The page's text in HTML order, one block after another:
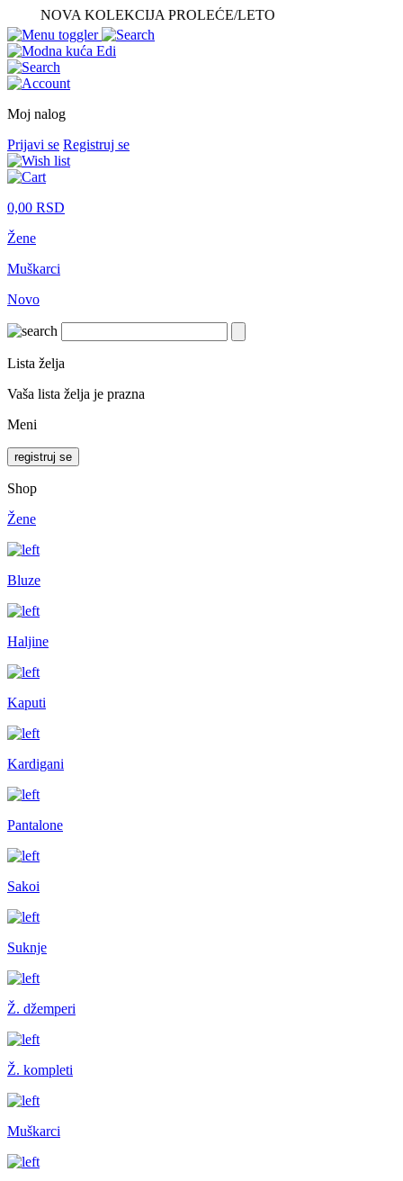
NOVA KOLEKCIJA PROLEĆE/LETO
Moj nalog
Prijavi se Registruj se
0,00 RSD
Žene
Muškarci
Novo
Lista želja
Vaša lista želja je prazna
Meni
registruj se
Shop
Žene
Bluze
Haljine
Kaputi
Kardigani
Pantalone
Sakoi
Suknje
Ž. džemperi
Ž. kompleti
Muškarci